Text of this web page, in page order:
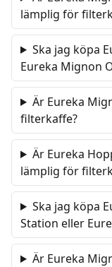
lämplig för
Ska jag köpa
Eureka Mignon
Är Eureka
filterkaffe?
Är Eureka
lämplig för
Ska jag köpa
Station eller
Är Eureka